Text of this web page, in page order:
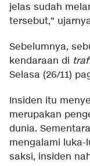
jelas sudah
tersebut,"
Sebelumnya,
kendaraan di
Selasa (26/11)
Insiden itu
merupakan
dunia.
mengalami luka-
saksi, insiden